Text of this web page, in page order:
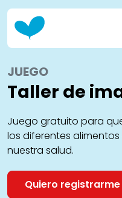
Pasar al contenido
JUEGO
Taller de
Juego gratuito para
los diferentes
nuestra salud.
Quiero registrarme